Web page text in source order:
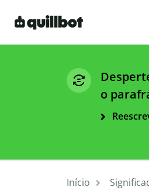
o
Início